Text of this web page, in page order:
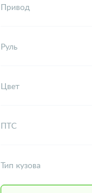
Привод
Руль
Цвет
ПТС
Тип кузова